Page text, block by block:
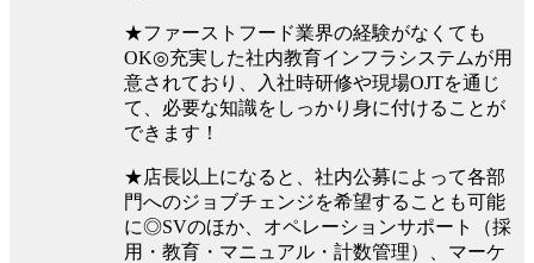
★ファーストフード業界の経験がなくても
OK◎充実した社内教育インフラシステムが用
意されており、入社時研修や現場OJTを通じ
て、必要な知識をしっかり身に付けることが
できます！
★店長以上になると、社内公募によって各部
門へのジョブチェンジを希望することも可能
に◎SVのほか、オペレーションサポート（採
用・教育・マニュアル・計数管理）、マーケ